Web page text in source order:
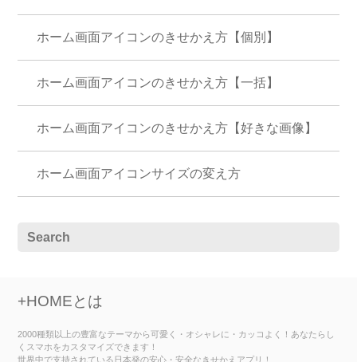
ホーム画面アイコンのきせかえ方【個別】
ホーム画面アイコンのきせかえ方【一括】
ホーム画面アイコンのきせかえ方【好きな画像】
ホーム画面アイコンサイズの変え方
+HOMEとは
2000種類以上の豊富なテーマから可愛く・オシャレに・カッコよく！あなたらし
くスマホをカスタマイズできます！
世界中で支持されている日本発の安心・安全なきせかえアプリ！